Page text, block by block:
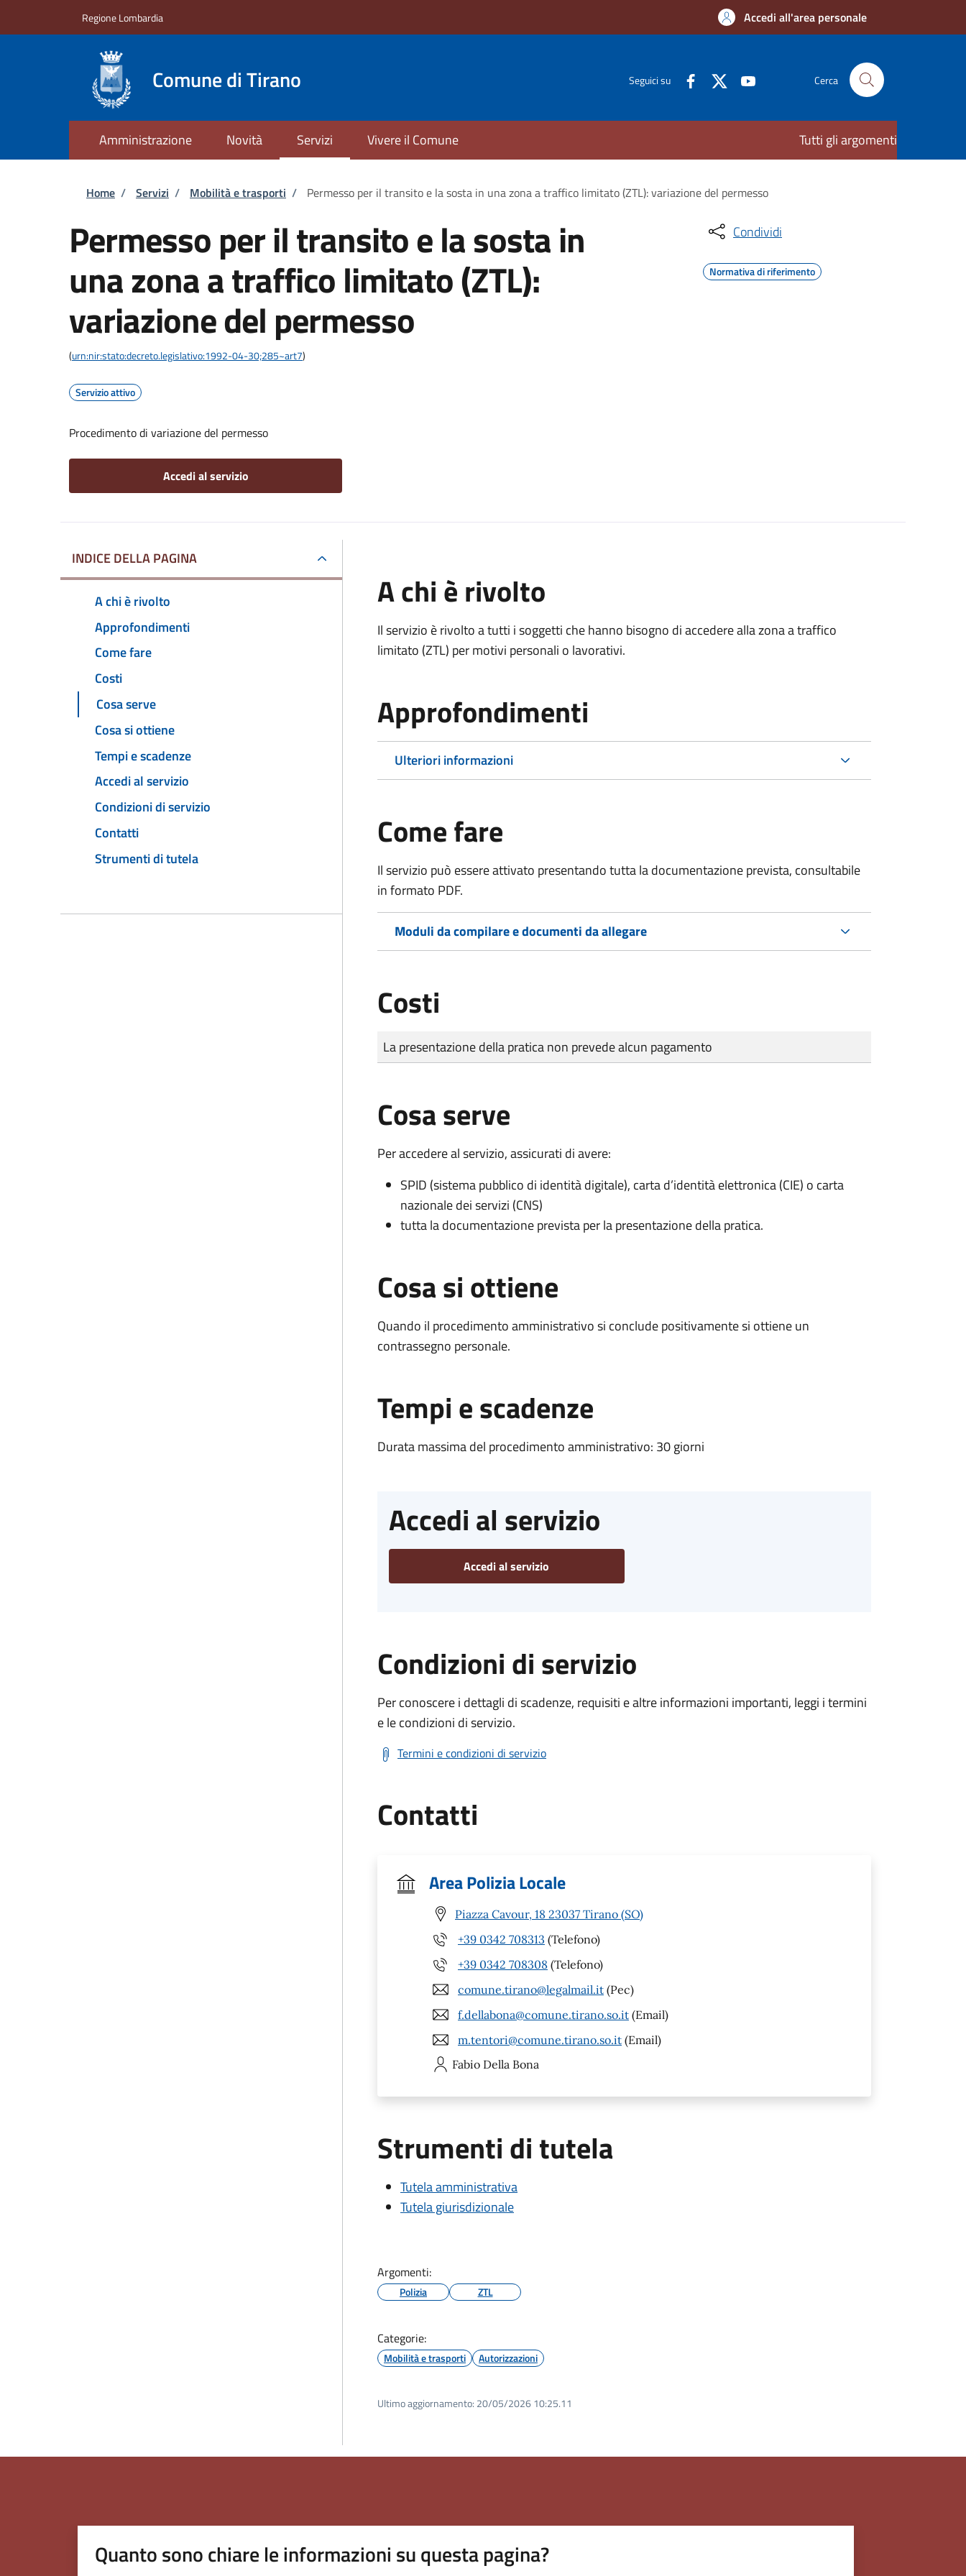
Regione Lombardia Accedi all'area personale
Comune di Tirano Seguici su Cerca
Amministrazione Novità Servizi Vivere il Comune Tutti gli argomenti
Briciole di pane
Home / Servizi / Mobilità e trasporti / Permesso per il transito e la sosta in una zona a traffico limitato (ZTL): variazione del permesso
Permesso per il transito e la sosta in
una zona a traffico limitato (ZTL):
variazione del permesso
(urn:nir:stato:decreto.legislativo:1992-04-30;285~art7)
Servizio attivo
Procedimento di variazione del permesso
Accedi al servizio
Condividi
Normativa di riferimento
INDICE DELLA PAGINA
A chi è rivolto
Approfondimenti
Come fare
Costi
Cosa serve
Cosa si ottiene
Tempi e scadenze
Accedi al servizio
Condizioni di servizio
Contatti
Strumenti di tutela
A chi è rivolto
Il servizio è rivolto a tutti i soggetti che hanno bisogno di accedere alla zona a traffico
limitato (ZTL) per motivi personali o lavorativi.
Approfondimenti
Ulteriori informazioni
Come fare
Il servizio può essere attivato presentando tutta la documentazione prevista, consultabile
in formato PDF.
Moduli da compilare e documenti da allegare
Costi
Tipo di pagamento
Importo
La presentazione della pratica non prevede alcun pagamento
Cosa serve
Per accedere al servizio, assicurati di avere:
SPID (sistema pubblico di identità digitale), carta d’identità elettronica (CIE) o carta
nazionale dei servizi (CNS)
tutta la documentazione prevista per la presentazione della pratica.
Cosa si ottiene
Quando il procedimento amministrativo si conclude positivamente si ottiene un
contrassegno personale.
Tempi e scadenze
Durata massima del procedimento amministrativo: 30 giorni
Accedi al servizio
Accedi al servizio
Condizioni di servizio
Per conoscere i dettagli di scadenze, requisiti e altre informazioni importanti, leggi i termini
e le condizioni di servizio.
Termini e condizioni di servizio
Contatti
Area Polizia Locale
Piazza Cavour, 18 23037 Tirano (SO)
+39 0342 708313 (Telefono)
+39 0342 708308 (Telefono)
comune.tirano@legalmail.it (Pec)
f.dellabona@comune.tirano.so.it (Email)
m.tentori@comune.tirano.so.it (Email)
Fabio Della Bona
Strumenti di tutela
Tutela amministrativa
Tutela giurisdizionale
Argomenti:
Polizia ZTL
Categorie:
Mobilità e trasporti Autorizzazioni
Ultimo aggiornamento: 20/05/2026 10:25.11
Quanto sono chiare le informazioni su questa pagina?